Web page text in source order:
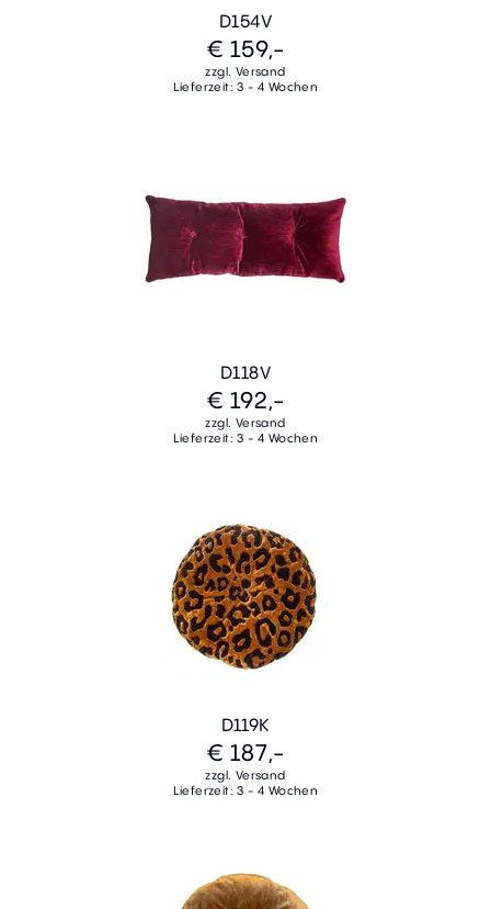
D154V
€ 159,-
zzgl. Versand
Lieferzeit: 3 - 4 Wochen
D118V
€ 192,-
zzgl. Versand
Lieferzeit: 3 - 4 Wochen
D119K
€ 187,-
zzgl. Versand
Lieferzeit: 3 - 4 Wochen